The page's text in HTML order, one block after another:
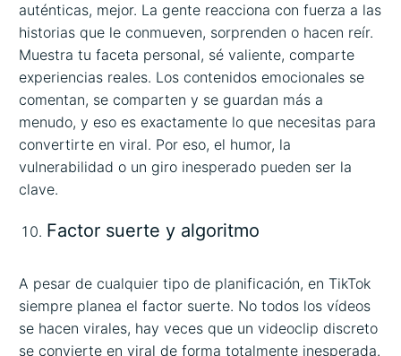
auténticas, mejor. La gente reacciona con fuerza a las
historias que le conmueven, sorprenden o hacen reír.
Muestra tu faceta personal, sé valiente, comparte
experiencias reales. Los contenidos emocionales se
comentan, se comparten y se guardan más a
menudo, y eso es exactamente lo que necesitas para
convertirte en viral. Por eso, el humor, la
vulnerabilidad o un giro inesperado pueden ser la
clave.
Factor suerte y algoritmo
A pesar de cualquier tipo de planificación, en TikTok
siempre planea el factor suerte. No todos los vídeos
se hacen virales, hay veces que un videoclip discreto
se convierte en viral de forma totalmente inesperada.